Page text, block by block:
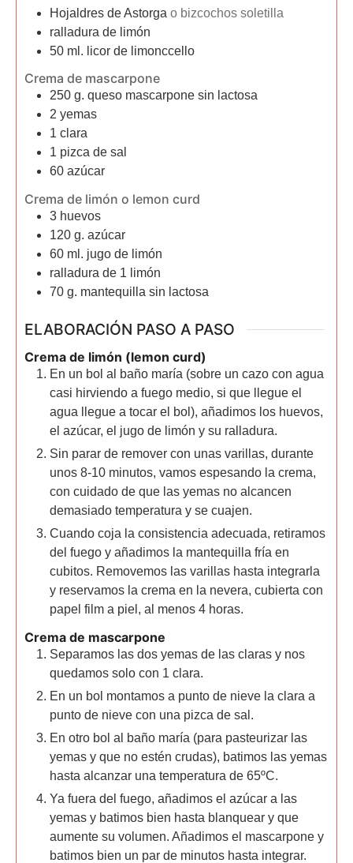
Hojaldres de Astorga o bizcochos soletilla
ralladura de limón
50 ml. licor de limonccello
Crema de mascarpone
250 g. queso mascarpone sin lactosa
2 yemas
1 clara
1 pizca de sal
60 azúcar
Crema de limón o lemon curd
3 huevos
120 g. azúcar
60 ml. jugo de limón
ralladura de 1 limón
70 g. mantequilla sin lactosa
ELABORACIÓN PASO A PASO
Crema de limón (lemon curd)
En un bol al baño maría (sobre un cazo con agua
casi hirviendo a fuego medio, si que llegue el
agua llegue a tocar el bol), añadimos los huevos,
el azúcar, el jugo de limón y su ralladura.
Sin parar de remover con unas varillas, durante
unos 8-10 minutos, vamos espesando la crema,
con cuidado de que las yemas no alcancen
demasiado temperatura y se cuajen.
Cuando coja la consistencia adecuada, retiramos
del fuego y añadimos la mantequilla fría en
cubitos. Removemos las varillas hasta integrarla
y reservamos la crema en la nevera, cubierta con
papel film a piel, al menos 4 horas.
Crema de mascarpone
Separamos las dos yemas de las claras y nos
quedamos solo con 1 clara.
En un bol montamos a punto de nieve la clara a
punto de nieve con una pizca de sal.
En otro bol al baño maría (para pasteurizar las
yemas y que no estén crudas), batimos las yemas
hasta alcanzar una temperatura de 65ºC.
Ya fuera del fuego, añadimos el azúcar a las
yemas y batimos bien hasta blanquear y que
aumente su volumen. Añadimos el mascarpone y
batimos bien un par de minutos hasta integrar.